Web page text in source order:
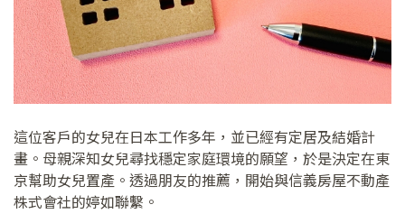
這位客戶的女兒在日本工作多年，並已經有定居及結婚計
畫。母親深知女兒尋找穩定家庭環境的願望，於是決定在東
京幫助女兒置產。透過朋友的推薦，開始與信義房屋不動產
株式會社的婷如聯繫。